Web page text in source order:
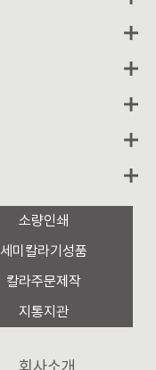
소량인쇄
세미칼라기성품
칼라주문제작
지통지관
회사소개